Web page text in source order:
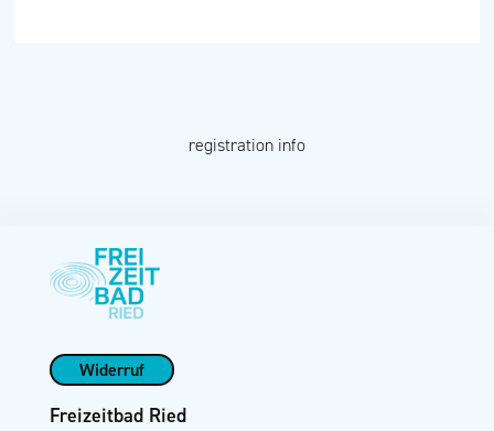
registration info
Widerruf
Freizeitbad Ried